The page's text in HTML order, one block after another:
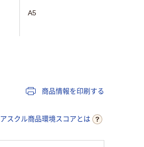
A5
商品情報を印刷する
アスクル商品環境スコアとは